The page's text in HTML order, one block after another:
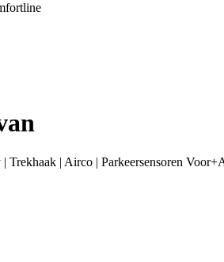
| Airco | Parkeersensoren